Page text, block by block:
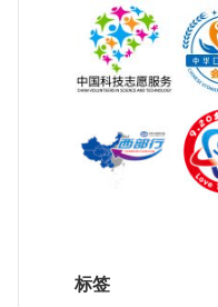
标签